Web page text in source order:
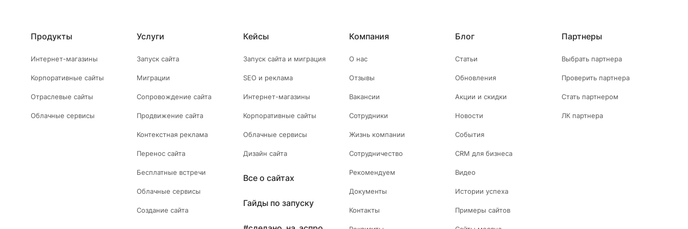
Продукты
Интернет-магазины
Корпоративные сайты
Отраслевые сайты
Облачные сервисы
Услуги
Запуск сайта
Миграции
Сопровождение сайта
Продвижение сайта
Контекстная реклама
Перенос сайта
Бесплатные встречи
Облачные сервисы
Создание сайта
Кейсы
Запуск сайта и миграция
SEO и реклама
Интернет-магазины
Корпоративные сайты
Облачные сервисы
Дизайн сайта
Все о сайтах
Гайды по запуску
Компания
О нас
Отзывы
Вакансии
Сотрудники
Жизнь компании
Сотрудничество
Рекомендуем
Документы
Контакты
Блог
Статьи
Обновления
Акции и скидки
Новости
События
CRM для бизнеса
Видео
Истории успеха
Примеры сайтов
Партнеры
Выбрать партнера
Проверить партнера
Стать партнером
ЛК партнера